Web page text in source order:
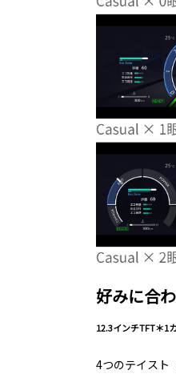
好みに合
12.3インチTFT＊1
4つのテイスト